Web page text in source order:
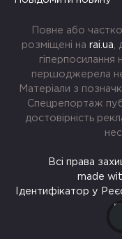
Повне або
розміщені на rai.ua
гіперпосилання
першоджерела
Матеріали з
Спецрепортаж
достовірність
Всі права
made
Ідентифікатор у